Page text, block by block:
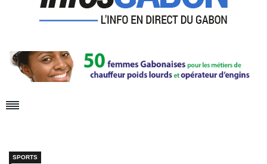
SPORTS